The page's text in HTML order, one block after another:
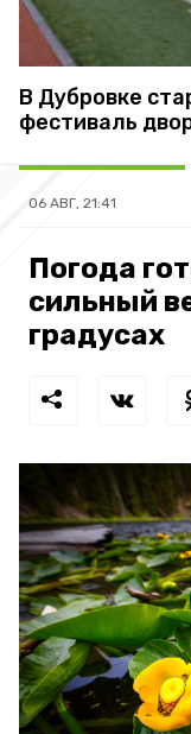
В Дубровке
фестиваль
06 АВГ, 21:41
Погода
сильный
градусах